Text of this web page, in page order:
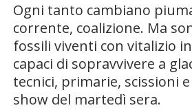
Ogni tanto cambiano
corrente, coalizione. Ma
fossili viventi con vitalizio
capaci di sopravvivere a
tecnici, primarie, scissioni
show del martedì sera.